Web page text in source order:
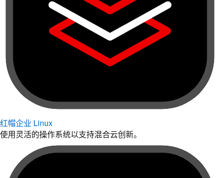
红帽企业 Linux
使用灵活的操作系统以支持混合云创新。